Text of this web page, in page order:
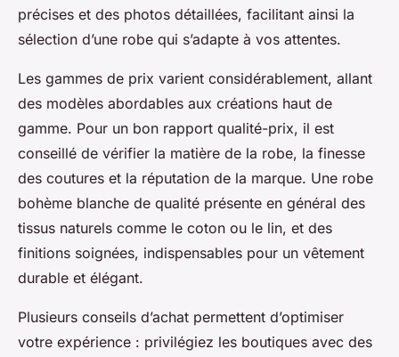
précises et des photos détaillées, facilitant ainsi la
sélection d’une robe qui s’adapte à vos attentes.
Les gammes de prix varient considérablement, allant
des modèles abordables aux créations haut de
gamme. Pour un bon rapport qualité-prix, il est
conseillé de vérifier la matière de la robe, la finesse
des coutures et la réputation de la marque. Une robe
bohème blanche de qualité présente en général des
tissus naturels comme le coton ou le lin, et des
finitions soignées, indispensables pour un vêtement
durable et élégant.
Plusieurs conseils d’achat permettent d’optimiser
votre expérience : privilégiez les boutiques avec des